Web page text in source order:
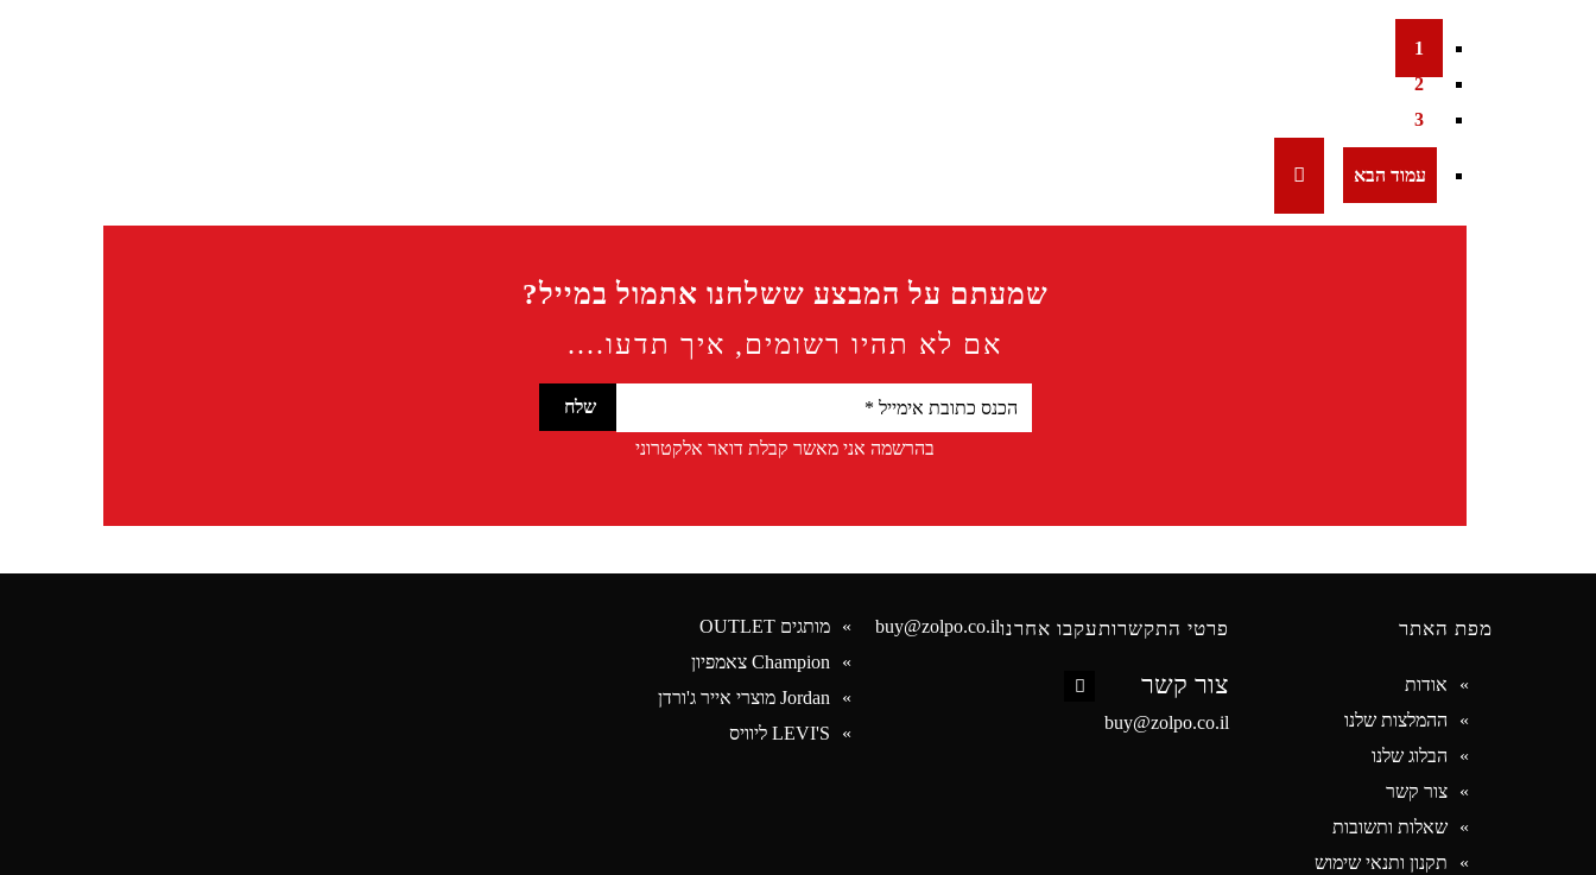
1
2
3
שמעתם על המבצע ששלחנו אתמול במייל?
אם לא תהיו רשומים, איך תדעו....
בהרשמה אני מאשר קבלת דואר אלקטרוני
מפת האתר
אודות
ההמלצות שלנו
הבלוג שלנו
צור קשר
שאלות ותשובות
תקנון ותנאי שימוש
פרטי התקשרות
צור קשר
buy@zolpo.co.il
עקבו אחרנוbuy@zolpo.co.il
מותגים OUTLET
Champion צאמפיון
Jordan מוצרי אייר ג'ורדן
LEVI'S ליוויס